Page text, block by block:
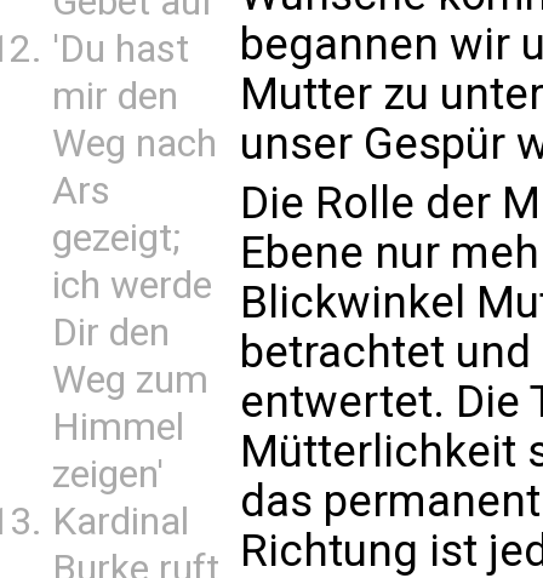
'Du hast
mir den
Weg nach
Ars
gezeigt;
ich werde
Dir den
Weg zum
Himmel
zeigen'
Kardinal
Burke ruft
begannen wir
Mutter zu
unser Gespür
Die Rolle der
Ebene nur
Blickwinkel
betrachtet
entwertet. Die
Mütterlichkeit
das
Richtung ist